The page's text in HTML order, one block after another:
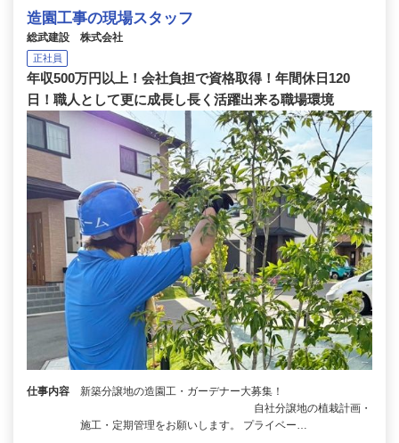
造園工事の現場スタッフ
総武建設 株式会社
正社員
年収500万円以上！会社負担で資格取得！年間休日120
日！職人として更に成長し長く活躍出来る職場環境
仕事内容
新築分譲地の造園工・ガーデナー大募集！
自社分譲地の植栽計画・
施工・定期管理をお願いします。 プライベー…